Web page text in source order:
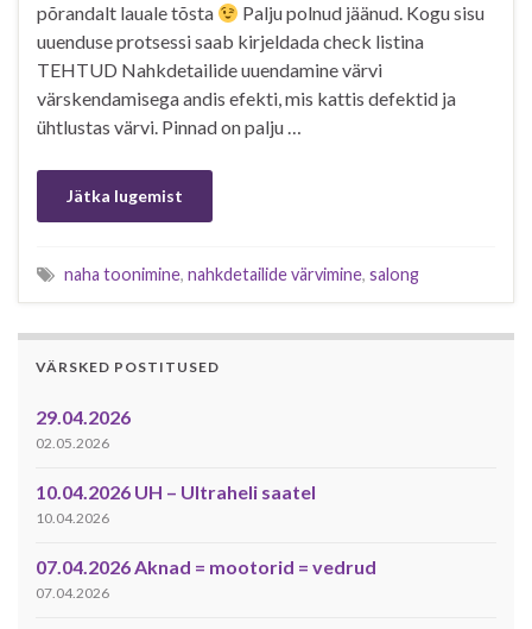
põrandalt lauale tõsta
Palju polnud jäänud. Kogu sisu
uuenduse protsessi saab kirjeldada check listina
TEHTUD Nahkdetailide uuendamine värvi
värskendamisega andis efekti, mis kattis defektid ja
ühtlustas värvi. Pinnad on palju …
Jätka lugemist
naha toonimine, nahkdetailide värvimine, salong
VÄRSKED POSTITUSED
29.04.2026
02.05.2026
10.04.2026 UH – Ultraheli saatel
10.04.2026
07.04.2026 Aknad = mootorid = vedrud
07.04.2026